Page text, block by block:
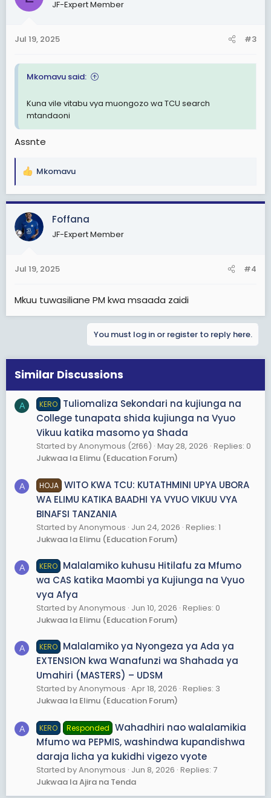
i
s
JF-Expert Member
Jul 19, 2025 #3
Mkomavu said:
Kuna vile vitabu vya muongozo wa TCU search
mtandaoni
Assnte
R
a
c
t
i
s
Mkomavu
Foffana
JF-Expert Member
Jul 19, 2025 #4
Mkuu tuwasiliane PM kwa msaada zaidi
You must log in or register to reply here.
Similar Discussions
A KERO Tuliomaliza Sekondari na kujiunga na
College tunapata shida kujiunga na Vyuo
Vikuu katika masomo ya Shada
Started by Anonymous (2f66) May 28, 2026 Replies: 0
Jukwaa la Elimu (Education Forum)
A HOJA WITO KWA TCU: KUTATHMINI UPYA UBORA
WA ELIMU KATIKA BAADHI YA VYUO VIKUU VYA
BINAFSI TANZANIA
Started by Anonymous Jun 24, 2026 Replies: 1
Jukwaa la Elimu (Education Forum)
A KERO Malalamiko kuhusu Hitilafu za Mfumo
wa CAS katika Maombi ya Kujiunga na Vyuo
vya Afya
Started by Anonymous Jun 10, 2026 Replies: 0
Jukwaa la Elimu (Education Forum)
A KERO Malalamiko ya Nyongeza ya Ada ya
EXTENSION kwa Wanafunzi wa Shahada ya
Umahiri (MASTERS) – UDSM
Started by Anonymous Apr 18, 2026 Replies: 3
Jukwaa la Elimu (Education Forum)
A KERO Responded Wahadhiri nao walalamikia
Mfumo wa PEPMIS, washindwa kupandishwa
daraja licha ya kukidhi vigezo vyote
Started by Anonymous Jun 8, 2026 Replies: 7
Jukwaa la Ajira na Tenda